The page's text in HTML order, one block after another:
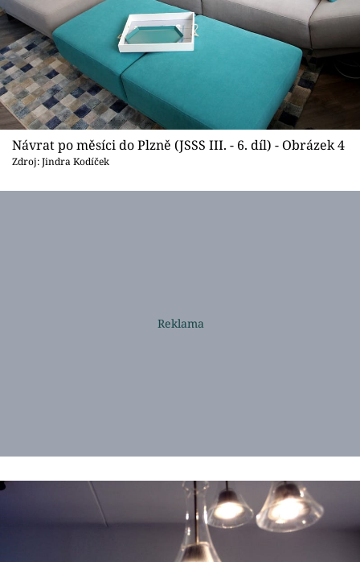
Návrat po měsíci do Plzně (JSSS III. - 6. díl) - Obrázek 4
Zdroj: Jindra Kodíček